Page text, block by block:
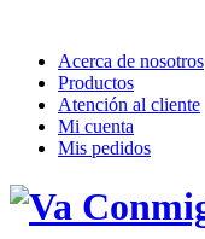
Acerca de nosotros
Productos
Atención al cliente
Mi cuenta
Mis pedidos